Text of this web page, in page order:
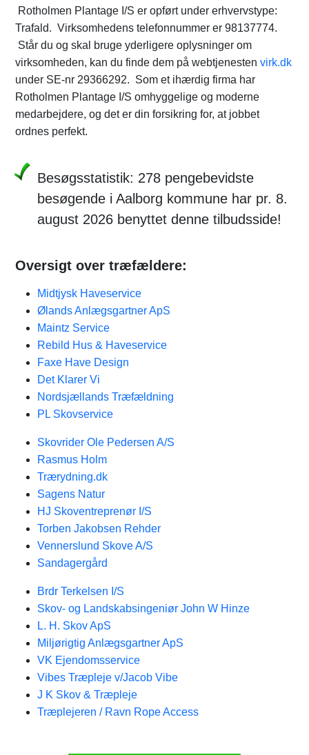
Rotholmen Plantage I/S er opført under erhvervstype:
Trafald. Virksomhedens telefonnummer er 98137774.
Står du og skal bruge yderligere oplysninger om
virksomheden, kan du finde dem på webtjenesten virk.dk
under SE-nr 29366292. Som et ihærdig firma har
Rotholmen Plantage I/S omhyggelige og moderne
medarbejdere, og det er din forsikring for, at jobbet
ordnes perfekt.
Besøgsstatistik: 278 pengebevidste
besøgende i Aalborg kommune har pr. 8.
august 2026 benyttet denne tilbudsside!
Oversigt over træfældere:
Midtjysk Haveservice
Ølands Anlægsgartner ApS
Maintz Service
Rebild Hus & Haveservice
Faxe Have Design
Det Klarer Vi
Nordsjællands Træfældning
PL Skovservice
Skovrider Ole Pedersen A/S
Rasmus Holm
Trærydning.dk
Sagens Natur
HJ Skoventreprenør I/S
Torben Jakobsen Rehder
Vennerslund Skove A/S
Sandagergård
Brdr Terkelsen I/S
Skov- og Landskabsingeniør John W Hinze
L. H. Skov ApS
Miljørigtig Anlægsgartner ApS
VK Ejendomsservice
Vibes Træpleje v/Jacob Vibe
J K Skov & Træpleje
Træplejeren / Ravn Rope Access